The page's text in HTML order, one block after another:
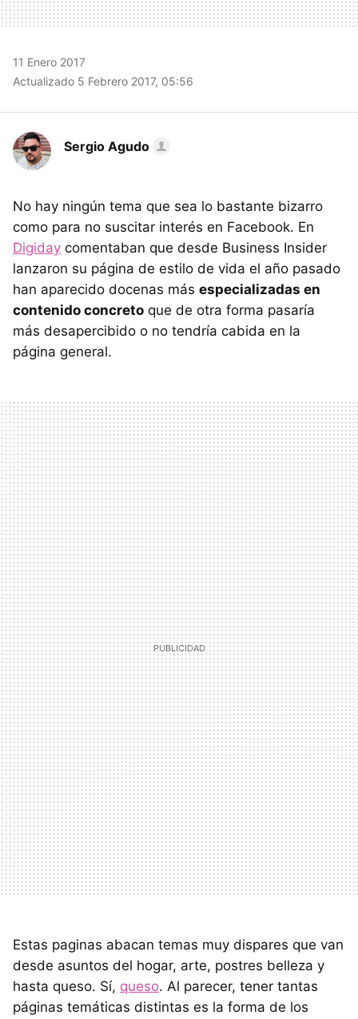
11 Enero 2017
Actualizado 5 Febrero 2017, 05:56
Sergio Agudo
No hay ningún tema que sea lo bastante bizarro
como para no suscitar interés en Facebook. En
Digiday comentaban que desde Business Insider
lanzaron su página de estilo de vida el año pasado
han aparecido docenas más especializadas en
contenido concreto que de otra forma pasaría
más desapercibido o no tendría cabida en la
página general.
Estas paginas abacan temas muy dispares que van
desde asuntos del hogar, arte, postres belleza y
hasta queso. Sí, queso. Al parecer, tener tantas
páginas temáticas distintas es la forma de los